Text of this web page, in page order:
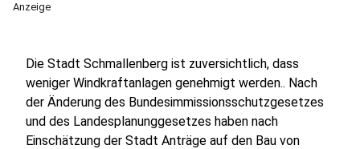
Anzeige
Die Stadt Schmallenberg ist zuversichtlich, dass
weniger Windkraftanlagen genehmigt werden.. Nach
der Änderung des Bundesimmissionsschutzgesetzes
und des Landesplanunggesetzes haben nach
Einschätzung der Stadt Anträge auf den Bau von